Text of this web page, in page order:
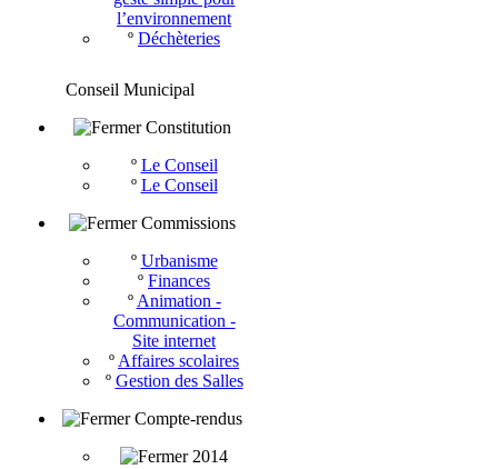
l’environnement
º Déchèteries
Conseil Municipal
Constitution
º Le Conseil
º Le Conseil
Commissions
º Urbanisme
º Finances
º Animation -
Communication -
Site internet
º Affaires scolaires
º Gestion des Salles
Compte-rendus
2014